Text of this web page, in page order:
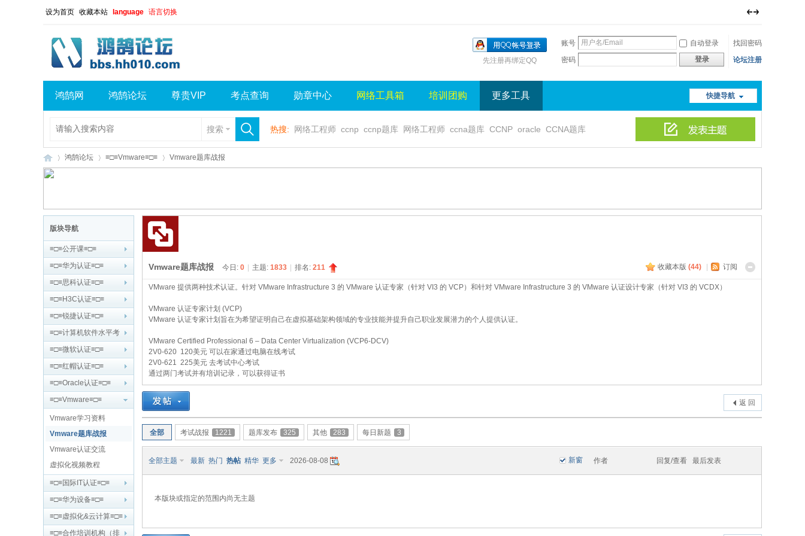
设为首页 收藏本站 language 语言切换
账号 自动登录
找回密码
密码
登录 论坛注册
先注册再绑定QQ
快捷导航
鸿鹄网 鸿鹄论坛 尊贵VIP 考点查询 勋章中心 网络工具箱 培训团购 更多工具
搜索 热搜: 网络工程师 ccnp ccnp题库 网络工程师 ccna题库 CCNP oracle CCNA题库
鸿
论
»
鸿鹄论坛
›
≡□≡Vmware≡□≡
›
Vmware题库战报
版块导航
≡□≡公开课≡□≡
≡□≡华为认证≡□≡
≡□≡思科认证≡□≡
≡□≡H3C认证≡□≡
≡□≡锐捷认证≡□≡
≡□≡计算机软件水平考
试≡□≡
≡□≡微软认证≡□≡
≡□≡红帽认证≡□≡
≡□≡Oracle认证≡□≡
≡□≡Vmware≡□≡
Vmware学习资料
Vmware题库战报
Vmware认证交流
虚拟化视频教程
≡□≡国际IT认证≡□≡
≡□≡华为设备≡□≡
≡□≡虚拟化&云计算≡□≡
≡□≡合作培训机构（排
收藏本版 (44) 订阅
Vmware题库战报 今日: 0 主题: 1833 排名: 211
VMware 提供两种技术认证。针对 VMware Infrastructure 3 的 VMware 认证专家（针对 VI3 的 VCP）和针对 VMware Infrastructure 3 的 VMware 认证设计专家（针对 VI3 的 VCDX）
VMware 认证专家计划 (VCP)
VMware 认证专家计划旨在为希望证明自己在虚拟基础架构领域的专业技能并提升自己职业发展潜力的个人提供认证。
VMware Certified Professional 6 – Data Center Virtualization (VCP6-DCV)
2V0-620 120美元 可以在家通过电脑在线考试
2V0-621 225美元 去考试中心考试
通过两门考试并有培训记录，可以获得证书
返 回
全部 考试战报 1221 题库发布 325 其他 283 每日新题 3
新窗
全部主题 最新 热门 热帖 精华 更多 2026-08-08 作者 回复/查看 最后发表
本版块或指定的范围内尚无主题